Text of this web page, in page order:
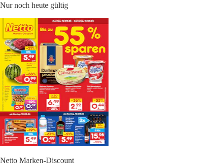
Nur noch heute gültig
Netto Marken-Discount